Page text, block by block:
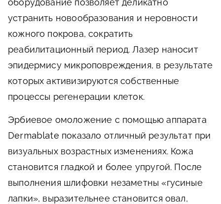
оборудование позволяет деликатно
устранить новообразования и неровности
кожного покрова, сократить
реабилитационный период. Лазер наносит
эпидермису микроповреждения, в результате
которых активизируются собственные
процессы регенерации клеток.
Эрбиевое омоложение с помощью аппарата
Dermablate показало отличный результат при
визуальных возрастных изменениях. Кожа
становится гладкой и более упругой. После
выполнения шлифовки незаметны «гусиные
лапки», выразительнее становится овал,